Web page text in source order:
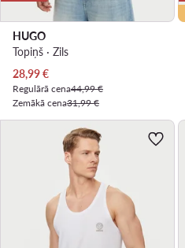
HUGO
Topiņš · Zils
Pašreizējā cena
28,99€
Regulārā cena44,99 €
Zemākā cena31,99 €